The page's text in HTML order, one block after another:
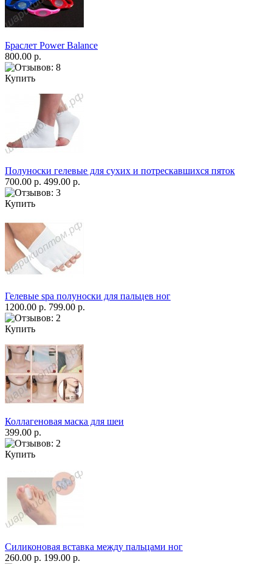
Браслет Power Balance
800.00 р.
Купить
Полуноски гелевые для сухих и потрескавшихся пяток
700.00 р. 499.00 р.
Купить
Гелевые spa полуноски для пальцев ног
1200.00 р. 799.00 р.
Купить
Коллагеновая маска для шеи
399.00 р.
Купить
Силиконовая вставка между пальцами ног
260.00 р. 199.00 р.